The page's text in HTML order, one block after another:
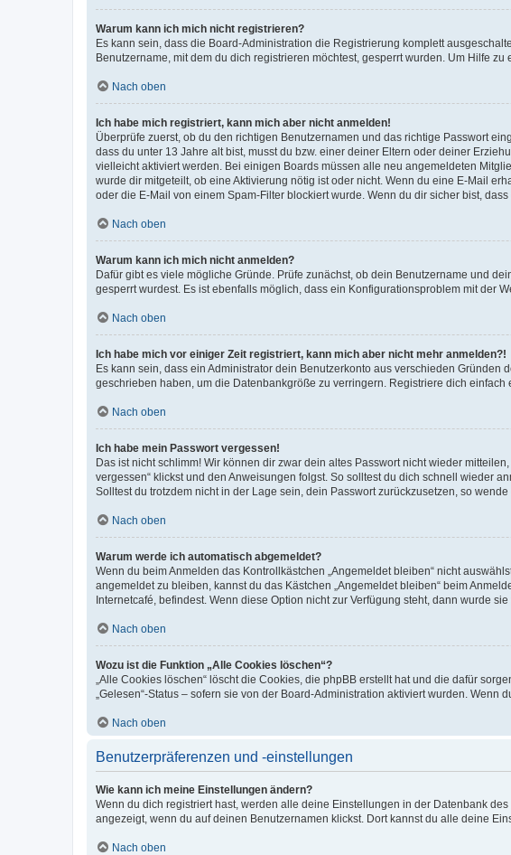
Warum kann ich mich nicht registrieren?
Es kann sein, dass die Board-Administration die Registrierung komplett
Benutzername, mit dem du dich registrieren möchtest, gesperrt wurden. Um Hilfe
Nach oben
Ich habe mich registriert, kann mich aber nicht anmelden!
Überprüfe zuerst, ob du den richtigen Benutzernamen und das richtige Passwort
dass du unter 13 Jahre alt bist, musst du bzw. einer deiner Eltern oder deiner
vielleicht aktiviert werden. Bei einigen Boards müssen alle neu angemeldeten
wurde dir mitgeteilt, ob eine Aktivierung nötig ist oder nicht. Wenn du eine E-Mail
oder die E-Mail von einem Spam-Filter blockiert wurde. Wenn du dir sicher bist,
Nach oben
Warum kann ich mich nicht anmelden?
Dafür gibt es viele mögliche Gründe. Prüfe zunächst, ob dein Benutzername und
gesperrt wurdest. Es ist ebenfalls möglich, dass ein Konfigurationsproblem mit der
Nach oben
Ich habe mich vor einiger Zeit registriert, kann mich aber nicht mehr anmelden?!
Es kann sein, dass ein Administrator dein Benutzerkonto aus verschieden
geschrieben haben, um die Datenbankgröße zu verringern. Registriere dich
Nach oben
Ich habe mein Passwort vergessen!
Das ist nicht schlimm! Wir können dir zwar dein altes Passwort nicht wieder
vergessen“ klickst und den Anweisungen folgst. So solltest du dich schnell wieder
Solltest du trotzdem nicht in der Lage sein, dein Passwort zurückzusetzen, so
Nach oben
Warum werde ich automatisch abgemeldet?
Wenn du beim Anmelden das Kontrollkästchen „Angemeldet bleiben“ nicht
angemeldet zu bleiben, kannst du das Kästchen „Angemeldet bleiben“ beim
Internetcafé, befindest. Wenn diese Option nicht zur Verfügung steht, dann wurde
Nach oben
Wozu ist die Funktion „Alle Cookies löschen“?
„Alle Cookies löschen“ löscht die Cookies, die phpBB erstellt hat und die dafür
„Gelesen“-Status – sofern sie von der Board-Administration aktiviert wurden.
Nach oben
Benutzerpräferenzen und -einstellungen
Wie kann ich meine Einstellungen ändern?
Wenn du dich registriert hast, werden alle deine Einstellungen in der Datenbank
angezeigt, wenn du auf deinen Benutzernamen klickst. Dort kannst du alle deine
Nach oben